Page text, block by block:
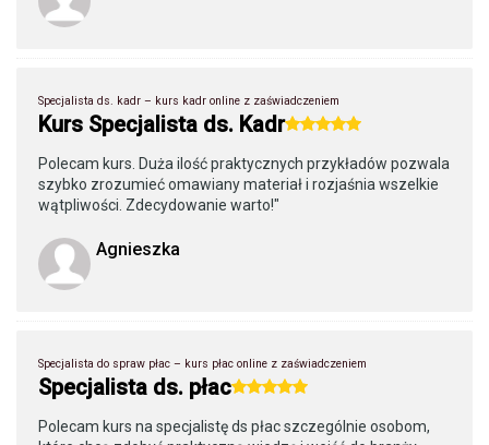
Specjalista ds. kadr – kurs kadr online z zaświadczeniem
Kurs Specjalista ds. Kadr
Polecam kurs. Duża ilość praktycznych przykładów pozwala
szybko zrozumieć omawiany materiał i rozjaśnia wszelkie
wątpliwości. Zdecydowanie warto!"
Agnieszka
Specjalista do spraw płac – kurs płac online z zaświadczeniem
Specjalista ds. płac
Polecam kurs na specjalistę ds płac szczególnie osobom,